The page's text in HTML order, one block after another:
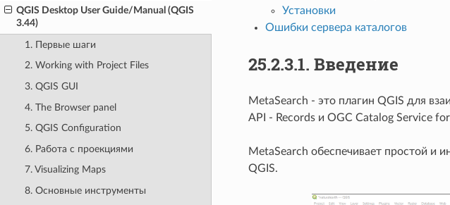
QGIS Desktop User Guide/Manual (QGIS
3.44)
1. Первые шаги
2. Working with Project Files
3. QGIS GUI
4. The Browser panel
5. QGIS Configuration
6. Работа с проекциями
7. Visualizing Maps
8. Основные инструменты
Установки
Ошибки сервера каталогов
25.2.3.1. Введение
MetaSearch - это плагин QGIS для
API - Records и OGC Catalog Service
MetaSearch обеспечивает простой и
QGIS.